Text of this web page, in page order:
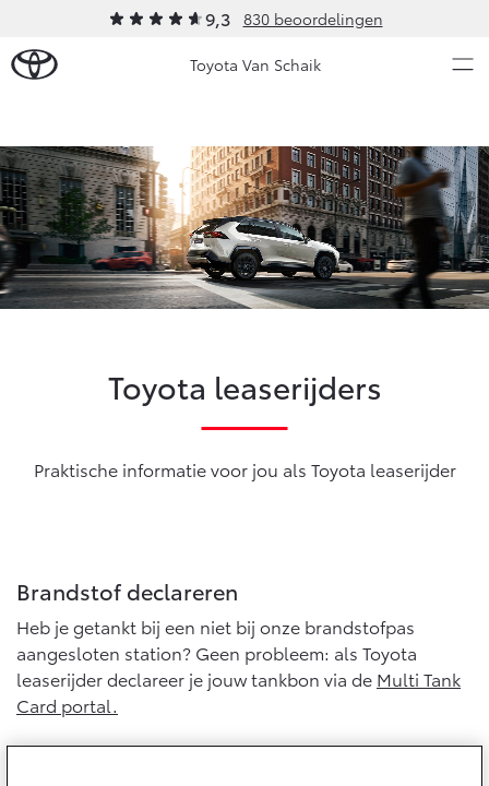
9,3 830 beoordelingen
Toyota Van Schaik
Ons bedrijf
Ons bedrijf
Onze medewerkers
Klantbeoordelingen
Modellen
Aygo X
HYBRIDE
Yaris
HYBRIDE
Vanaf € 31.895,-
Occasions
Onderhoud
Service & Onderhoud
APK
Airco check
Vakantiecheck
Hybride Zekerheid Controle
Diensten
Bereken je maandbedrag
Private Lease voor ZZP
Financieren
Zakelijk
Toyota voor de zaak
Leaserijder
ZZP
Werkplaatsafspraak maken
Contact en Route
Schade melden
Toyota leaserijders
Praktische informatie voor jou als Toyota leaserijder
Brandstof declareren
Heb je getankt bij een niet bij onze brandstofpas
aangesloten station? Geen probleem: als Toyota
leaserijder declareer je jouw tankbon via de Multi Tank
Card portal.